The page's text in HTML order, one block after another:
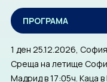
ПРОГРАМА
1 ден 25.12.2026,
Среща на летище
Мадрид в 17:05ч. Каца